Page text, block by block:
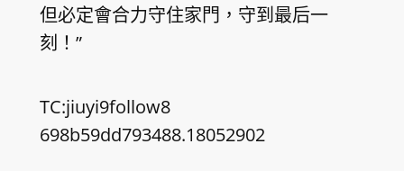
但必定會合力守住家門，守到最后一
刻！”
TC:jiuyi9follow8
698b59dd793488.18052902